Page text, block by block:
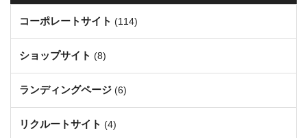
コーポレートサイト (114)
ショップサイト (8)
ランディングページ (6)
リクルートサイト (4)